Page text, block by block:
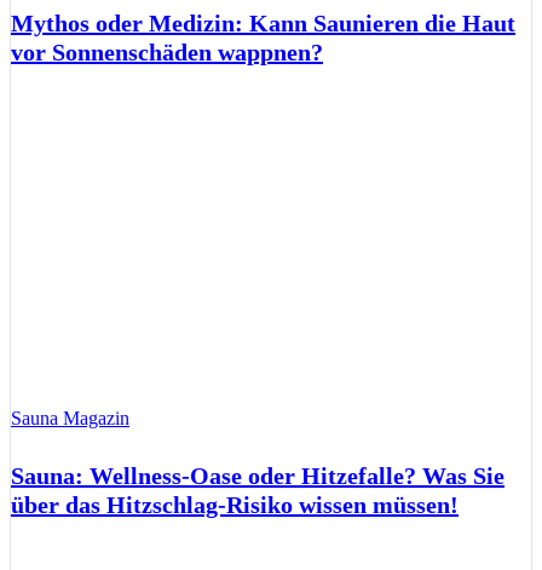
Mythos oder Medizin: Kann Saunieren die Haut
vor Sonnenschäden wappnen?
Sauna Magazin
Sauna: Wellness-Oase oder Hitzefalle? Was Sie
über das Hitzschlag-Risiko wissen müssen!